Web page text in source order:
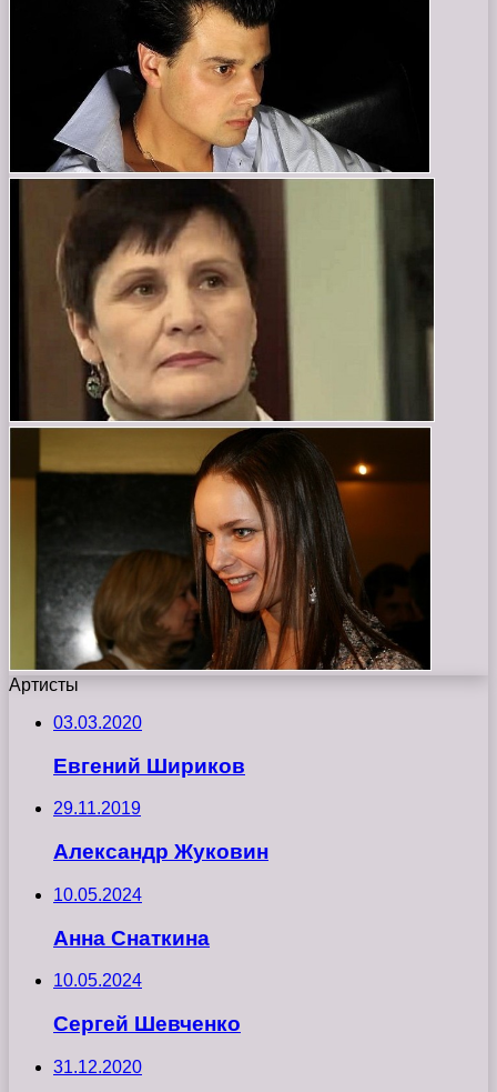
Артисты
03.03.2020
Евгений Шириков
29.11.2019
Александр Жуковин
10.05.2024
Анна Снаткина
10.05.2024
Сергей Шевченко
31.12.2020